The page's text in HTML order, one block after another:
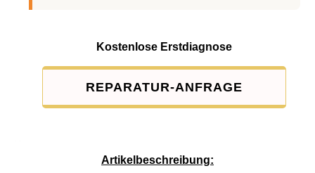
Kostenlose Erstdiagnose
REPARATUR-ANFRAGE
Artikelbeschreibung: